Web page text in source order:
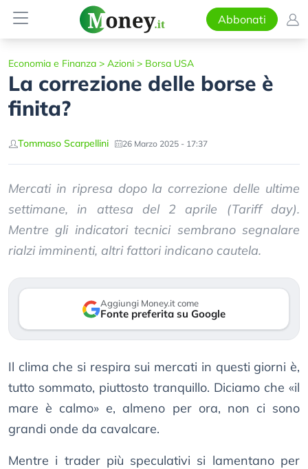
Abbonati
Economia e Finanza > Azioni > Borsa USA
La correzione delle borse è
finita?
Tommaso Scarpellini 26 Marzo 2025 - 17:37
Mercati in ripresa dopo la correzione delle ultime
settimane, in attesa del 2 aprile (Tariff day).
Mentre gli indicatori tecnici sembrano segnalare
rialzi imminenti, altri fattori indicano cautela.
Aggiungi Money.it come
Fonte preferita su Google
Il clima che si respira sui mercati in questi giorni è,
tutto sommato, piuttosto tranquillo. Diciamo che «il
mare è calmo» e, almeno per ora, non ci sono
grandi onde da cavalcare.
Mentre i trader più speculativi si lamentano per